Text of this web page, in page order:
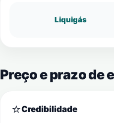
Liquigás
Preço e prazo de
⭐Credibilidade